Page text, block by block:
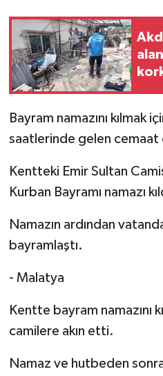
Bayram namazını kılmak
saatlerinde gelen
Kentteki Emir Sultan
Kurban Bayramı namazı
Namazın ardından
bayramlaştı.
- Malatya
Kentte bayram namazını
camilere akın etti.
Namaz ve hutbeden sonra